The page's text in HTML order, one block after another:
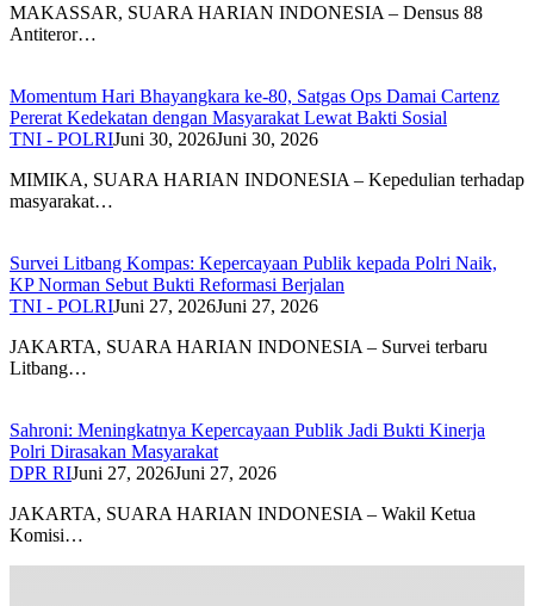
MAKASSAR, SUARA HARIAN INDONESIA – Densus 88
Antiteror…
Momentum Hari Bhayangkara ke-80, Satgas Ops Damai Cartenz
Pererat Kedekatan dengan Masyarakat Lewat Bakti Sosial
TNI - POLRIJuni 30, 2026Juni 30, 2026
MIMIKA, SUARA HARIAN INDONESIA – Kepedulian terhadap
masyarakat…
Survei Litbang Kompas: Kepercayaan Publik kepada Polri Naik,
KP Norman Sebut Bukti Reformasi Berjalan
TNI - POLRIJuni 27, 2026Juni 27, 2026
JAKARTA, SUARA HARIAN INDONESIA – Survei terbaru
Litbang…
Sahroni: Meningkatnya Kepercayaan Publik Jadi Bukti Kinerja
Polri Dirasakan Masyarakat
DPR RIJuni 27, 2026Juni 27, 2026
JAKARTA, SUARA HARIAN INDONESIA – Wakil Ketua
Komisi…